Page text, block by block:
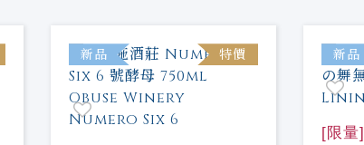
新品 特價 新品
[限量]